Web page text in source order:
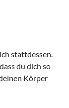
stattdessen.
du dich so
Körper